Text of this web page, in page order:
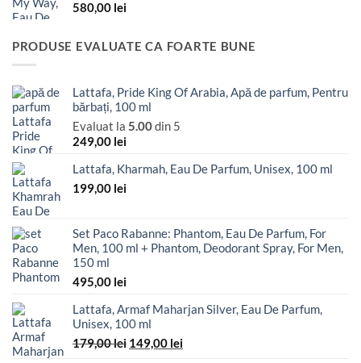
580,00 lei
PRODUSE EVALUATE CA FOARTE BUNE
Lattafa, Pride King Of Arabia, Apă de parfum, Pentru
bărbați, 100 ml
Evaluat la 5.00din 5
249,00 lei
Lattafa, Kharmah, Eau De Parfum, Unisex, 100 ml
199,00 lei
Set Paco Rabanne: Phantom, Eau De Parfum, For
Men, 100 ml + Phantom, Deodorant Spray, For Men,
150 ml
495,00 lei
Lattafa, Armaf Maharjan Silver, Eau De Parfum,
Unisex, 100 ml
179,00lei Prețul
149,00 leiPrețul